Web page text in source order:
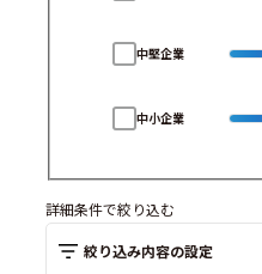
中堅企業
中小企業
詳細条件で絞り込む
絞り込み内容の設定